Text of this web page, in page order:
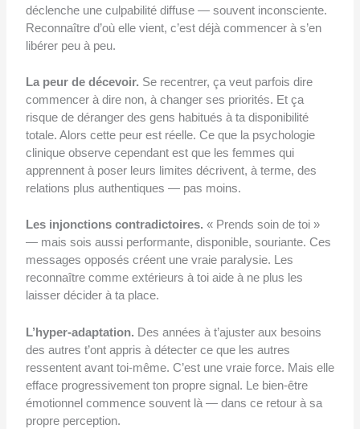
déclenche une culpabilité diffuse — souvent inconsciente.
Reconnaître d’où elle vient, c’est déjà commencer à s’en
libérer peu à peu.
La peur de décevoir. Se recentrer, ça veut parfois dire
commencer à dire non, à changer ses priorités. Et ça
risque de déranger des gens habitués à ta disponibilité
totale. Alors cette peur est réelle. Ce que la psychologie
clinique observe cependant est que les femmes qui
apprennent à poser leurs limites décrivent, à terme, des
relations plus authentiques — pas moins.
Les injonctions contradictoires. « Prends soin de toi »
— mais sois aussi performante, disponible, souriante. Ces
messages opposés créent une vraie paralysie. Les
reconnaître comme extérieurs à toi aide à ne plus les
laisser décider à ta place.
L’hyper-adaptation. Des années à t’ajuster aux besoins
des autres t’ont appris à détecter ce que les autres
ressentent avant toi-même. C’est une vraie force. Mais elle
efface progressivement ton propre signal. Le bien-être
émotionnel commence souvent là — dans ce retour à sa
propre perception.